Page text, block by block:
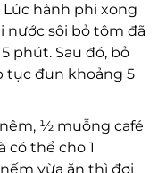
hành phi xong
nước sôi bỏ tôm đã
phút. Sau đó, bỏ
tục đun khoảng 5
½ muỗng café
có thể cho 1
vừa ăn thì đợi